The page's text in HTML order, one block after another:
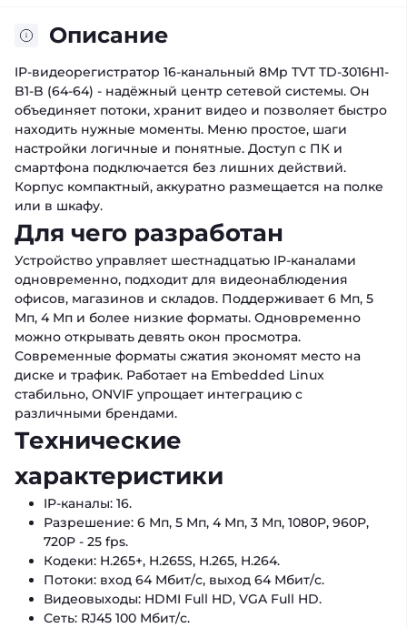
Описание
IP-видеорегистратор 16-канальный 8Mp TVT TD-3016H1-
B1-B (64-64) - надёжный центр сетевой системы. Он
объединяет потоки, хранит видео и позволяет быстро
находить нужные моменты. Меню простое, шаги
настройки логичные и понятные. Доступ с ПК и
смартфона подключается без лишних действий.
Корпус компактный, аккуратно размещается на полке
или в шкафу.
Для чего разработан
Устройство управляет шестнадцатью IP-каналами
одновременно, подходит для видеонаблюдения
офисов, магазинов и складов. Поддерживает 6 Мп, 5
Мп, 4 Мп и более низкие форматы. Одновременно
можно открывать девять окон просмотра.
Современные форматы сжатия экономят место на
диске и трафик. Работает на Embedded Linux
стабильно, ONVIF упрощает интеграцию с
различными брендами.
Технические
характеристики
IP-каналы: 16.
Разрешение: 6 Мп, 5 Мп, 4 Мп, 3 Мп, 1080P, 960P,
720P - 25 fps.
Кодеки: H.265+, H.265S, H.265, H.264.
Потоки: вход 64 Мбит/с, выход 64 Мбит/с.
Видеовыходы: HDMI Full HD, VGA Full HD.
Сеть: RJ45 100 Мбит/с.